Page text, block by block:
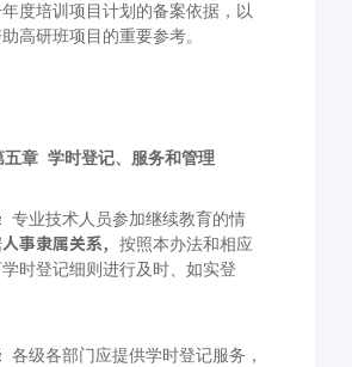
度培训项目计划的备案依据，以
高研班项目的重要参考。
五章 学时登记、服务和管理
专业技术人员参加继续教育的情
人事隶属关系，按照本办法和相应
时登记细则进行及时、如实登
各级各部门应提供学时登记服务，